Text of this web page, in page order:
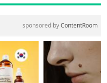
sponsored byContentRoom